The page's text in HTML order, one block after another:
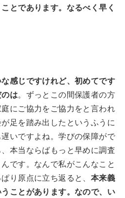
とであります。なるべく早く
感じですけれど、初めてです
は。ずっとこの間保護者の方
にご協力をご協力をと言われ
足を踏み出したというふうに
いですよね。学びの保障がで
本当ならばもっと早めに調査
です。なんで私がこんなこと
り原点に立ち返ると、 本来義
ことがあります。なので、い